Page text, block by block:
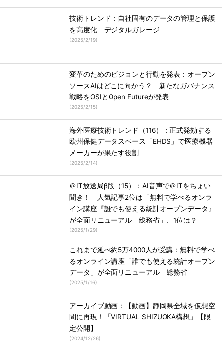
技術トレンド：自社固有のデータの管理と保護
を高度化 デジタルガレージ
(2025/2/19)
変革のためのビジョンと行動を発表：オープン
ソースAIはどこに向かう？ 新たなガバナンス
戦略をOSIとOpen Futureが発表
(2025/2/15)
海外医療技術トレンド（116）：正式発効する
欧州保健データスペース「EHDS」で医療機器
メーカーが果たす役割
(2025/2/14)
＠IT放送局β版（15）：AI音声で＠ITをちょい
聞き！ 人気記事2位は「無料で学べるオンラ
イン講座『誰でも使える統計オープンデータ』
が全面リニューアル 総務省」、1位は？
(2025/1/29)
これまで延べ約5万4000人が受講：無料で学べ
るオンライン講座「誰でも使える統計オープン
データ」が全面リニューアル 総務省
(2025/1/16)
アーカイブ動画：【動画】静岡県全域を仮想空
間に再現！「VIRTUAL SHIZUOKA構想」【限
定公開】
(2024/12/26)